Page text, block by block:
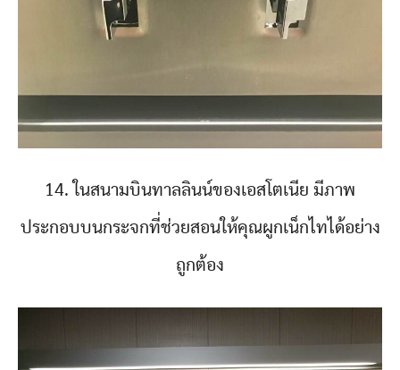
14. ในสนามบินทาลลินน์ของเอสโตเนีย มีภาพ
ประกอบบนกระจกที่ช่วยสอนให้คุณผูกเน็กไทได้อย่าง
ถูกต้อง